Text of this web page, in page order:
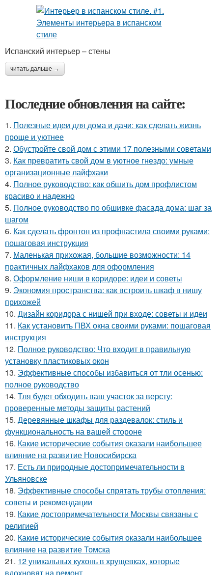
Испанский интерьер – стены
читать дальше →
Последние обновления на сайте:
1. Полезные идеи для дома и дачи: как сделать жизнь
проще и уютнее
2. Обустройте свой дом с этими 17 полезными советами
3. Как превратить свой дом в уютное гнездо: умные
организационные лайфхаки
4. Полное руководство: как обшить дом профлистом
красиво и надежно
5. Полное руководство по обшивке фасада дома: шаг за
шагом
6. Как сделать фронтон из профнастила своими руками:
пошаговая инструкция
7. Маленькая прихожая, большие возможности: 14
практичных лайфхаков для оформления
8. Оформление ниши в коридоре: идеи и советы
9. Экономия пространства: как встроить шкаф в нишу
прихожей
10. Дизайн коридора с нишей при входе: советы и идеи
11. Как установить ПВХ окна своими руками: пошаговая
инструкция
12. Полное руководство: Что входит в правильную
установку пластиковых окон
13. Эффективные способы избавиться от тли осенью:
полное руководство
14. Тля будет обходить ваш участок за версту:
проверенные методы защиты растений
15. Деревянные шкафы для раздевалок: стиль и
функциональность на вашей стороне
16. Какие исторические события оказали наибольшее
влияние на развитие Новосибирска
17. Есть ли природные достопримечательности в
Ульяновске
18. Эффективные способы спрятать трубы отопления:
советы и рекомендации
19. Какие достопримечательности Москвы связаны с
религией
20. Какие исторические события оказали наибольшее
влияние на развитие Томска
21. 12 уникальных кухонь в хрущевках, которые